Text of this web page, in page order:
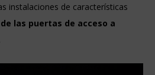
instalaciones de características
las puertas de acceso a